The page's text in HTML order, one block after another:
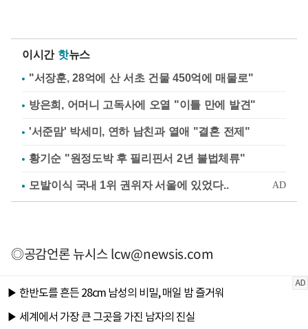
이시간 핫뉴스
"서장훈, 28억에 산 서초 건물 450억에 매물로"
방은희, 어머니 고독사에 오열 "이틀 만에 발견"
'서준맘' 박세미, 연하 남친과 열애 "결혼 전제"
황기순 "원정도박 후 필리핀서 2년 불법체류"
◎공감언론 뉴시스lcw@newsis.com